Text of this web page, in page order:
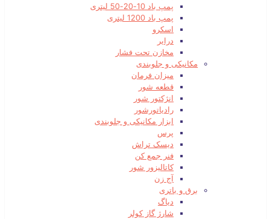
پمپ باد 10-20-50 لیتری
پمپ باد 1200 لیتری
اسکرو
درایر
مخازن تحت فشار
مکانیکی و جلوبندی
میزان فرمان
قطعه شور
انژکتور شور
رادیاتورشور
ابزار مکانیکی و جلوبندی
پرس
دیسک تراش
فنر جمع کن
کاتالیزور شور
آج زن
برق و باتری
دیاگ
شارژ گاز کولر